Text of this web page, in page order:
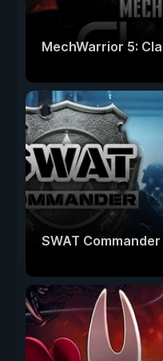
MechWarrior 5:
SWAT Commander